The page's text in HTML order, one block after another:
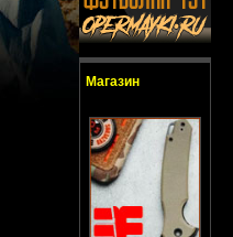
Магазин